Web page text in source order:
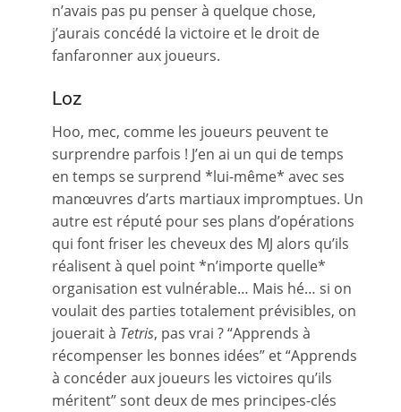
n’avais pas pu penser à quelque chose,
j’aurais concédé la victoire et le droit de
fanfaronner aux joueurs.
Loz
Hoo, mec, comme les joueurs peuvent te
surprendre parfois ! J’en ai un qui de temps
en temps se surprend *lui-même* avec ses
manœuvres d’arts martiaux impromptues. Un
autre est réputé pour ses plans d’opérations
qui font friser les cheveux des MJ alors qu’ils
réalisent à quel point *n’importe quelle*
organisation est vulnérable… Mais hé… si on
voulait des parties totalement prévisibles, on
jouerait à Tetris, pas vrai ? “Apprends à
récompenser les bonnes idées” et “Apprends
à concéder aux joueurs les victoires qu’ils
méritent” sont deux de mes principes-clés